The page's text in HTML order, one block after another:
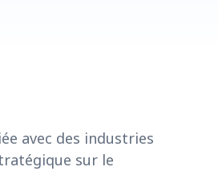
avec des industries
sur le